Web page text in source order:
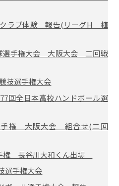
ラブ体験 報告(リーグH 植
選手権大会 大阪大会 二回戦
技選手権大会
回全日本高校ハンドボール選
権 大阪大会 組合せ(二回
権 長谷川大和くん出場
選手権大会